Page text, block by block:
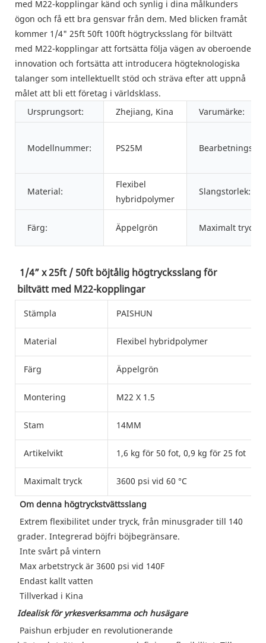
med M22-kopplingar känd och synlig i dina målkunders
ögon och få ett bra gensvar från dem. Med blicken framåt
kommer 1/4" 25ft 50ft 100ft högtrycksslang för biltvätt
med M22-kopplingar att fortsätta följa vägen av oberoende
innovation och fortsätta att introducera högteknologiska
talanger som intellektuellt stöd och sträva efter att uppnå
målet att bli ett företag i världsklass.
Ursprungsort:
Zhejiang, Kina Varumärke:
Modellnummer: PS25M
Material:
Flexibel
hybridpolymer
Slangstorlek:
Färg: Äppelgrön Maximalt tryck:
1/4” x 25ft / 50ft böjtålig högtrycksslang för
biltvätt med M22-kopplingar
Stämpla PAISHUN
Material Flexibel hybridpolymer
Färg Äppelgrön
Montering M22 X 1.5
Stam 14MM
Artikelvikt 1,6 kg för 50 fot, 0,9 kg för 25 fot
Maximalt tryck 3600 psi vid 60 °C
Om denna högtryckstvättsslang
Extrem flexibilitet under tryck, från minusgrader till 140
grader. Integrerad böjfri böjbegränsare.
Inte svårt på vintern
Max arbetstryck är 3600 psi vid 140F
Endast kallt vatten
Tillverkad i Kina
Idealisk för yrkesverksamma och husägare
Paishun erbjuder en revolutionerande